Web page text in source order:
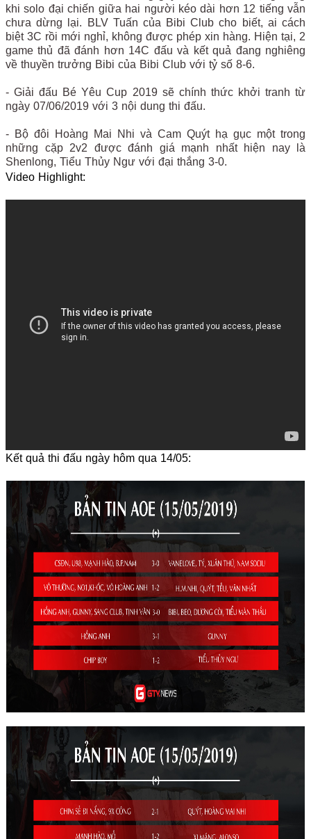
khi solo đại chiến giữa hai người kéo dài hơn 12 tiếng vẫn
chưa dừng lại. BLV Tuấn của Bibi Club cho biết, ai cách
biệt 3C rồi mới nghỉ, không được phép xin hàng. Hiện tại, 2
game thủ đã đánh hơn 14C đấu và kết quả đang nghiêng
về thuyền trưởng Bibi của Bibi Club với tỷ số 8-6.
- Giải đấu Bé Yêu Cup 2019 sẽ chính thức khởi tranh từ
ngày 07/06/2019 với 3 nội dung thi đấu.
- Bộ đôi Hoàng Mai Nhi và Cam Quýt hạ gục một trong
những cặp 2v2 được đánh giá mạnh nhất hiện nay là
Shenlong, Tiểu Thủy Ngư với đại thắng 3-0.
Video Highlight:
Kết quả thi đấu ngày hôm qua 14/05: